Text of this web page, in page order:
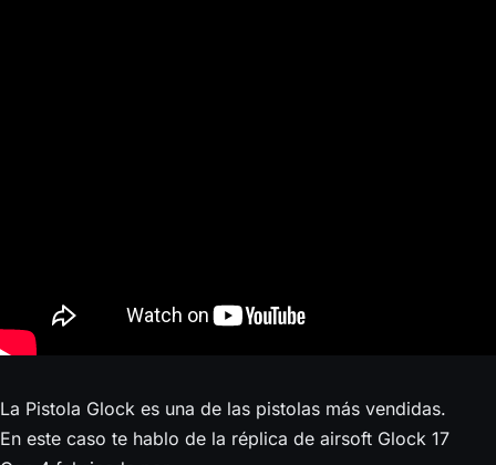
La Pistola Glock es una de las pistolas más vendidas.
En este caso te hablo de la réplica de airsoft Glock 17